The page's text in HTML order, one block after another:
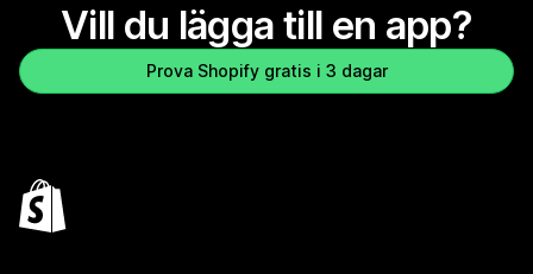
Vill du lägga till en app?
Prova Shopify gratis i 3 dagar